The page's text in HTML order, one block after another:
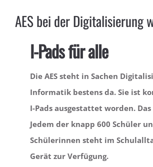
SERVICE
AES bei der Digitalisierung
I-Pads für alle
Die AES steht in Sachen
Informatik bestens da. Sie ist
I-Pads ausgestattet worden.
Jedem der knapp 600 Schüler
Schülerinnen steht im
Gerät zur Verfügung.